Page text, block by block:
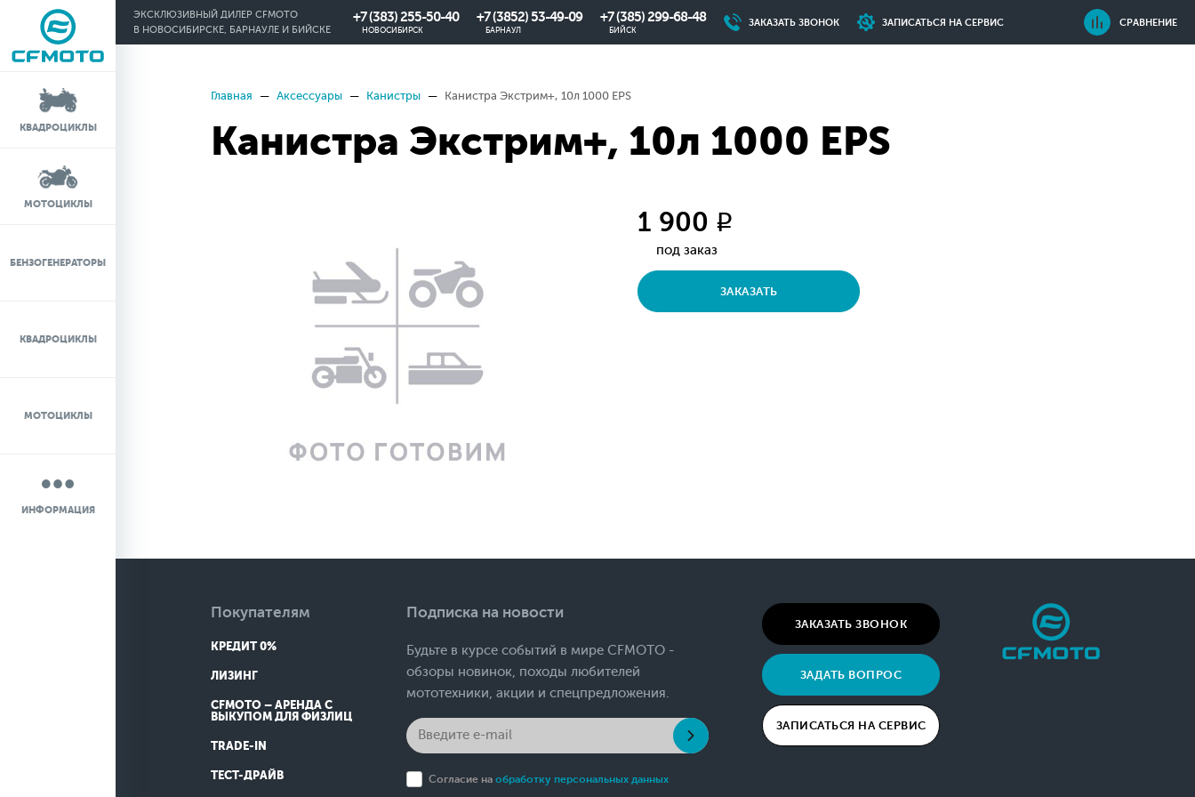
ЭКСКЛЮЗИВНЫЙ ДИЛЕР CFMOTO
В НОВОСИБИРСКЕ, БАРНАУЛЕ И БИЙСКЕ
+7 (383) 255-50-40
НОВОСИБИРСК
+7 (3852) 53-49-09
БАРНАУЛ
+7 (385) 299-68-48
БИЙСК
ЗАКАЗАТЬ ЗВОНОК ЗАПИСАТЬСЯ НА СЕРВИС СРАВНЕНИЕ
КВАДРОЦИКЛЫ
МОТОЦИКЛЫ
БЕНЗОГЕНЕРАТОРЫ
КВАДРОЦИКЛЫ
МОТОЦИКЛЫ
ИНФОРМАЦИЯ
0%
IN
Главная Аксессуары Канистры Канистра Экстрим+, 10л 1000 EPS
Канистра Экстрим+, 10л 1000 EPS
1 900 q
под заказ
ЗАКАЗАТЬ
Покупателям
КРЕДИТ 0%
ЛИЗИНГ
CFMOTO – АРЕНДА С
ВЫКУПОМ ДЛЯ ФИЗЛИЦ
TRADE-IN
ТЕСТ-ДРАЙВ
Подписка на новости
Будьте в курсе событий в мире CFMOTO -
обзоры новинок, походы любителей
мототехники, акции и спецпредложения.
Согласие на обработку персональных данных
ЗАКАЗАТЬ ЗВОНОК
ЗАДАТЬ ВОПРОС
ЗАПИСАТЬСЯ НА СЕРВИС